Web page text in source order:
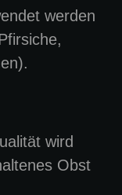
werden
wird
Obst